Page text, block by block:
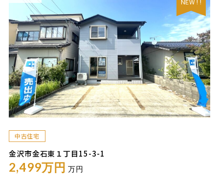
中古住宅
金沢市金石東１丁目15-3-1
2,499万円 万円